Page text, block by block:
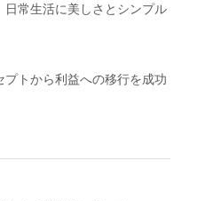
常生活に美しさとシンプル
トから利益への移行を成功